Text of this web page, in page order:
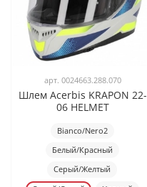
арт. 0024663.288.070
Шлем Acerbis KRAPON 22-
06 HELMET
Bianco/Nero2
Белый/Красный
Серый/Желтый